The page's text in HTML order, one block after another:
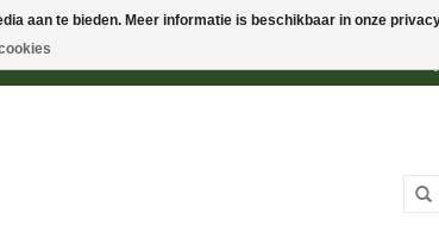
aan te bieden. Meer informatie is beschikbaar in onze